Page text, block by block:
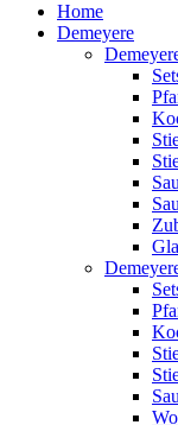
Home
Demeyere